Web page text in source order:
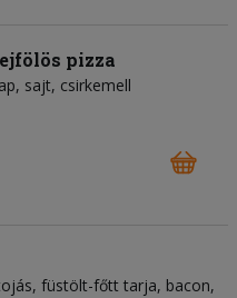
pizza
sajt csirkemell
füstölt-főtt tarja bacon